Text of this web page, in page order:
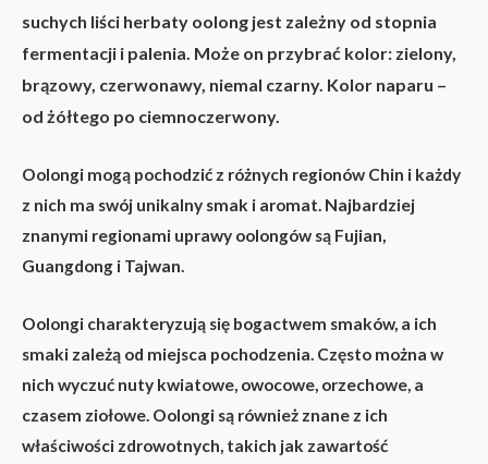
suchych liści herbaty oolong jest zależny od stopnia
fermentacji i palenia. Może on przybrać kolor: zielony,
brązowy, czerwonawy, niemal czarny. Kolor naparu –
od żółtego po ciemnoczerwony.
Oolongi mogą pochodzić z różnych regionów Chin i każdy
z nich ma swój unikalny smak i aromat. Najbardziej
znanymi regionami uprawy oolongów są Fujian,
Guangdong i Tajwan.
Oolongi charakteryzują się bogactwem smaków, a ich
smaki zależą od miejsca pochodzenia. Często można w
nich wyczuć nuty kwiatowe, owocowe, orzechowe, a
czasem ziołowe. Oolongi są również znane z ich
właściwości zdrowotnych, takich jak zawartość